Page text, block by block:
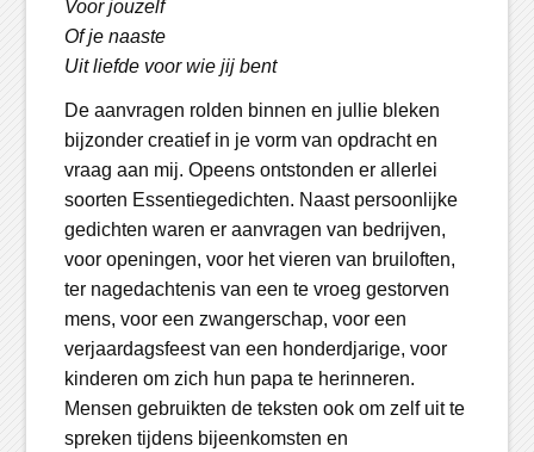
Voor jouzelf
Of je naaste
Uit liefde voor wie jij bent
De aanvragen rolden binnen en jullie bleken
bijzonder creatief in je vorm van opdracht en
vraag aan mij. Opeens ontstonden er allerlei
soorten Essentiegedichten. Naast persoonlijke
gedichten waren er aanvragen van bedrijven,
voor openingen, voor het vieren van bruiloften,
ter nagedachtenis van een te vroeg gestorven
mens, voor een zwangerschap, voor een
verjaardagsfeest van een honderdjarige, voor
kinderen om zich hun papa te herinneren.
Mensen gebruikten de teksten ook om zelf uit te
spreken tijdens bijeenkomsten en